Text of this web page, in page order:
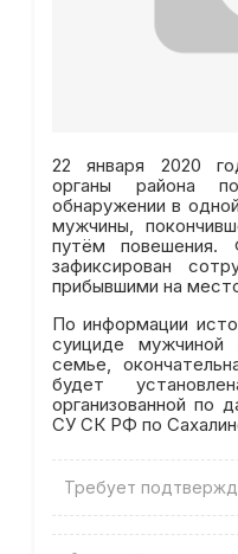
22 января 2020
органы района
обнаружении в
мужчины,
путём
зафиксирован
прибывшими на
По информации
суициде мужчиной
семье,
будет
организованной по
СУ СК РФ по
Требует